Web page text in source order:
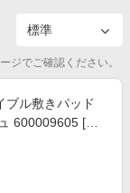
ジでご確認ください。
ブル敷きパッド
600009605 [シ